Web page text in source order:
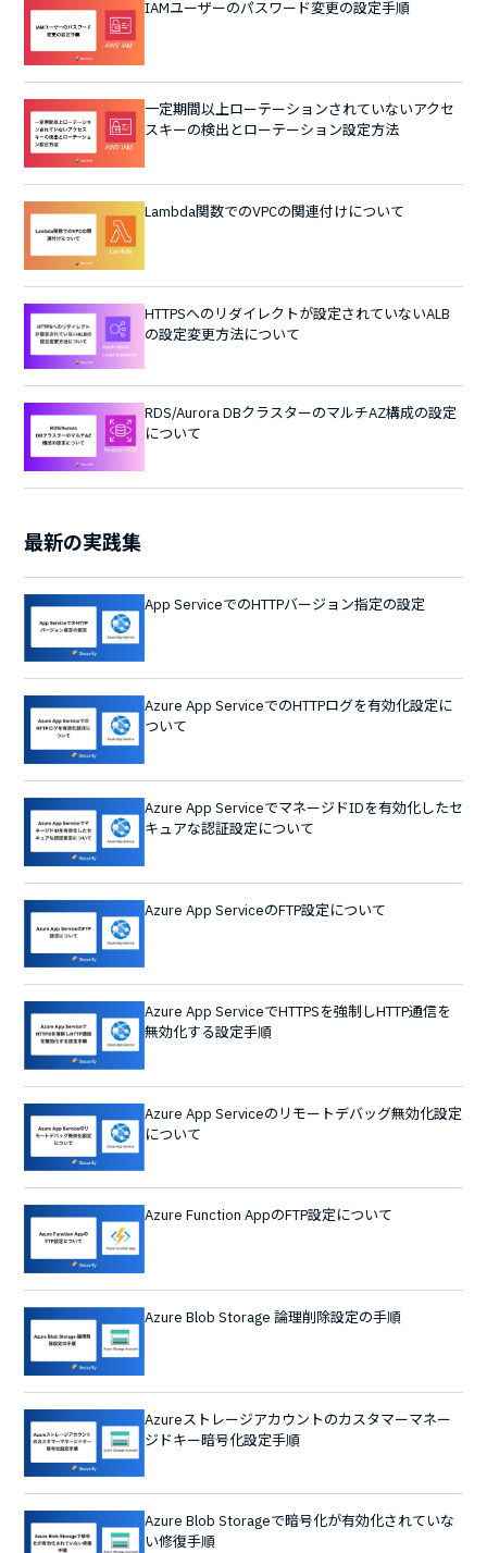
IAMユーザーのパスワード変更の設定手順
一定期間以上ローテーションされていないアクセ
スキーの検出とローテーション設定方法
Lambda関数でのVPCの関連付けについて
HTTPSへのリダイレクトが設定されていないALB
の設定変更方法について
RDS/Aurora DBクラスターのマルチAZ構成の設定
について
最新の実践集
App ServiceでのHTTPバージョン指定の設定
Azure App ServiceでのHTTPログを有効化設定に
ついて
Azure App ServiceでマネージドIDを有効化したセ
キュアな認証設定について
Azure App ServiceのFTP設定について
Azure App ServiceでHTTPSを強制しHTTP通信を
無効化する設定手順
Azure App Serviceのリモートデバッグ無効化設定
について
Azure Function AppのFTP設定について
Azure Blob Storage 論理削除設定の手順
Azureストレージアカウントのカスタマーマネー
ジドキー暗号化設定手順
Azure Blob Storageで暗号化が有効化されていな
い修復手順